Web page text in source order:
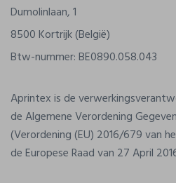
Dumolinlaan, 1
8500 Kortrijk (België)
Btw-nummer: BE0890.058.043
Aprintex is de
de Algemene Verordening
(Verordening (EU) 2016/679 van
de Europese Raad van 27 April